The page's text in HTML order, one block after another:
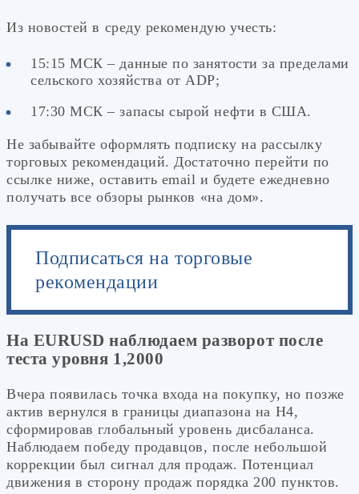
Из новостей в среду рекомендую учесть:
15:15 МСК – данные по занятости за пределами
сельского хозяйства от ADP;
17:30 МСК – запасы сырой нефти в США.
Не забывайте оформлять подписку на рассылку
торговых рекомендаций. Достаточно перейти по
ссылке ниже, оставить email и будете ежедневно
получать все обзоры рынков «на дом».
Подписаться на торговые
рекомендации
На EURUSD наблюдаем разворот после
теста уровня 1,2000
Вчера появилась точка входа на покупку, но позже
актив вернулся в границы диапазона на Н4,
сформировав глобальный уровень дисбаланса.
Наблюдаем победу продавцов, после небольшой
коррекции был сигнал для продаж. Потенциал
движения в сторону продаж порядка 200 пунктов.